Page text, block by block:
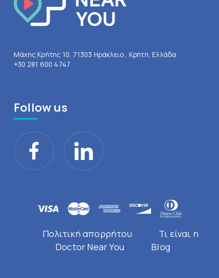
Μάχης Κρήτης 10, 71303 Ηράκλειο , Κρήτη, Ελλάδα
+30 281 600 4747
Follow us
Πολιτική απορρήτου
Τι είναι η
Doctor Near You
Blog